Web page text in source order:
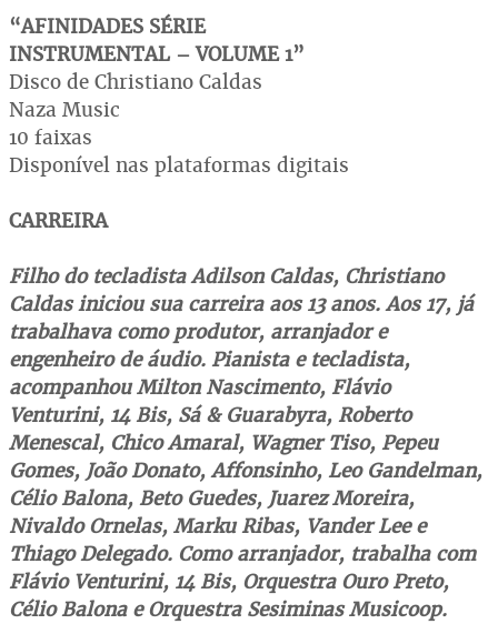
“AFINIDADES SÉRIE
INSTRUMENTAL – VOLUME 1”
Disco de Christiano Caldas
Naza Music
10 faixas
Disponível nas plataformas digitais
CARREIRA
Filho do tecladista Adilson Caldas, Christiano
Caldas iniciou sua carreira aos 13 anos. Aos 17, já
trabalhava como produtor, arranjador e
engenheiro de áudio. Pianista e tecladista,
acompanhou Milton Nascimento, Flávio
Venturini, 14 Bis, Sá & Guarabyra, Roberto
Menescal, Chico Amaral, Wagner Tiso, Pepeu
Gomes, João Donato, Affonsinho, Leo Gandelman,
Célio Balona, Beto Guedes, Juarez Moreira,
Nivaldo Ornelas, Marku Ribas, Vander Lee e
Thiago Delegado. Como arranjador, trabalha com
Flávio Venturini, 14 Bis, Orquestra Ouro Preto,
Célio Balona e Orquestra Sesiminas Musicoop.